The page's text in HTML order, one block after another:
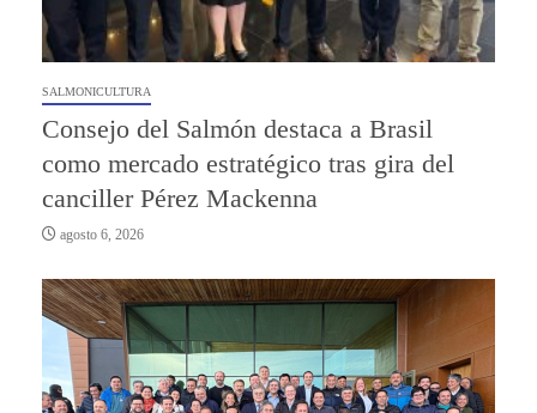
SALMONICULTURA
Consejo del Salmón destaca a Brasil
como mercado estratégico tras gira del
canciller Pérez Mackenna
agosto 6, 2026